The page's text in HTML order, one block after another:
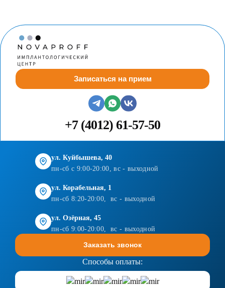
Записаться на прием
+7 (4012) 61-57-50
ул. Куйбышева, 40
пн-сб с 9:00-20:00, вс - выходной
ул. Корабельная, 1
пн-сб 8:20-20:00, вс - выходной
ул. Озёрная, 45
пн-сб 9:00-20:00, вс - выходной
Заказать звонок
Способы оплаты: